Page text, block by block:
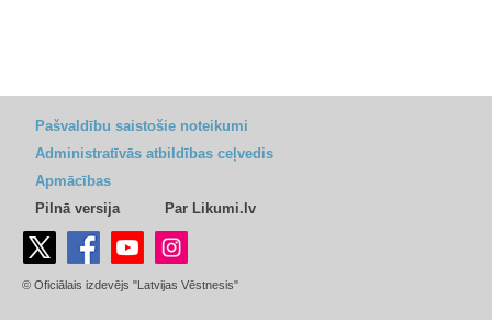
Pašvaldību saistošie noteikumi
Administratīvās atbildības ceļvedis
Apmācības
Pilnā versija
Par Likumi.lv
© Oficiālais izdevējs "Latvijas Vēstnesis"